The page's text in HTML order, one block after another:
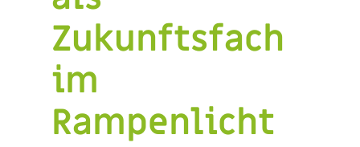
Zukunftsfach
im
Rampenlicht